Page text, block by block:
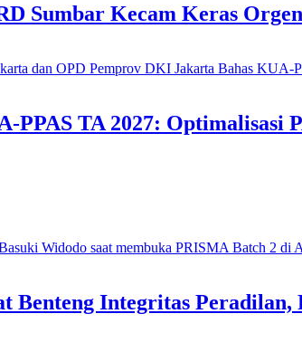
Sumbar Kecam Keras
PPAS TA 2027:
Benteng Integritas